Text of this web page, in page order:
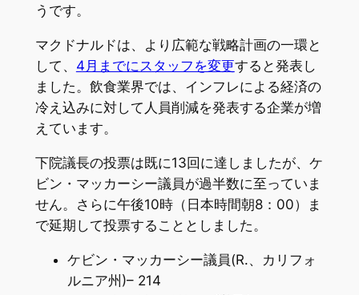
うです。
マクドナルドは、より広範な戦略計画の一環と
して、 4月までにスタッフを変更すると発表し
ました。飲食業界では、インフレによる経済の
冷え込みに対して人員削減を発表する企業が増
えています。
下院議長の投票は既に13回に達しましたが、ケ
ビン・マッカーシー議員が過半数に至っていま
せん。さらに午後10時（日本時間朝8：00）ま
で延期して投票することとしました。
ケビン・マッカーシー議員(R.、カリフォ
ルニア州)– 214